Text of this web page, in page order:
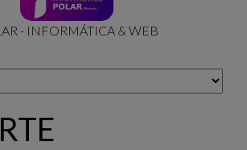
- INFORMÁTICA & WEB